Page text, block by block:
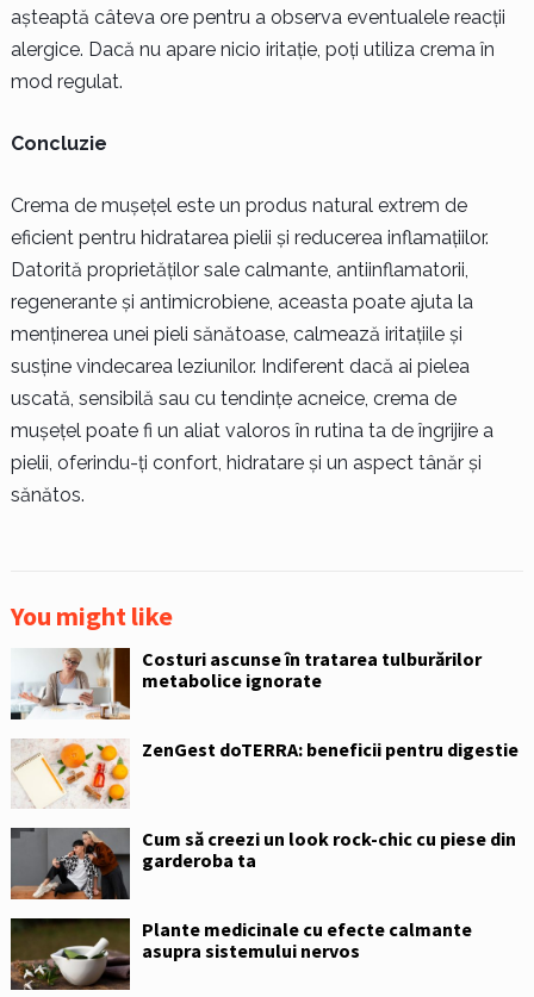
așteaptă câteva ore pentru a observa eventualele reacții
alergice. Dacă nu apare nicio iritație, poți utiliza crema în
mod regulat.
Concluzie
Crema de mușețel este un produs natural extrem de
eficient pentru hidratarea pielii și reducerea inflamațiilor.
Datorită proprietăților sale calmante, antiinflamatorii,
regenerante și antimicrobiene, aceasta poate ajuta la
menținerea unei pieli sănătoase, calmează iritațiile și
susține vindecarea leziunilor. Indiferent dacă ai pielea
uscată, sensibilă sau cu tendințe acneice, crema de
mușețel poate fi un aliat valoros în rutina ta de îngrijire a
pielii, oferindu-ți confort, hidratare și un aspect tânăr și
sănătos.
You might like
Costuri ascunse în tratarea tulburărilor
metabolice ignorate
ZenGest doTERRA: beneficii pentru digestie
Cum să creezi un look rock-chic cu piese din
garderoba ta
Plante medicinale cu efecte calmante
asupra sistemului nervos